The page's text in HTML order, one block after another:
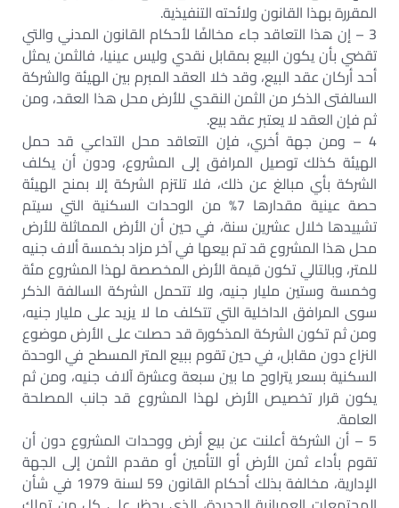
المقررة بهذا القانون ولائحته التنفيذية.
3 – إن هذا التعاقد جاء مخالفًا لأحكام القانون المدني والتي
تقضي بأن يكون البيع بمقابل نقدي وليس عينيا، فالثمن يمثل
أحد أركان عقد البيع، وقد خلا العقد المبرم بين الهيئة والشركة
السالفتى الذكر من الثمن النقدي للأرض محل هذا العقد، ومن
ثم فإن العقد لا يعتبر عقد بيع.
4 – ومن جهة أخري، فإن التعاقد محل التداعي قد حمل
الهيئة كذلك توصيل المرافق إلى المشروع، ودون أن يكلف
الشركة بأي مبالغ عن ذلك، فلا تلتزم الشركة إلا بمنح الهيئة
حصة عينية مقدارها 7% من الوحدات السكنية التي سيتم
تشييدها خلال عشرين سنة، في حين أن الأرض المماثلة للأرض
محل هذا المشروع قد تم بيعها في آخر مزاد بخمسة ألاف جنيه
للمتر، وبالتالي تكون قيمة الأرض المخصصة لهذا المشروع مئة
وخمسة وستين مليار جنيه، ولا تتحمل الشركة السالفة الذكر
سوى المرافق الداخلية التي تتكلف ما لا يزيد على مليار جنيه،
ومن ثم تكون الشركة المذكورة قد حصلت على الأرض موضوع
النزاع دون مقابل، في حين تقوم ببيع المتر المسطح في الوحدة
السكنية بسعر يتراوح ما بين سبعة وعشرة آلاف جنيه، ومن ثم
يكون قرار تخصيص الأرض لهذا المشروع قد جانب المصلحة
العامة.
5 – أن الشركة أعلنت عن بيع أرض ووحدات المشروع دون أن
تقوم بأداء ثمن الأرض أو التأمين أو مقدم الثمن إلى الجهة
الإدارية، مخالفة بذلك أحكام القانون 59 لسنة 1979 في شأن